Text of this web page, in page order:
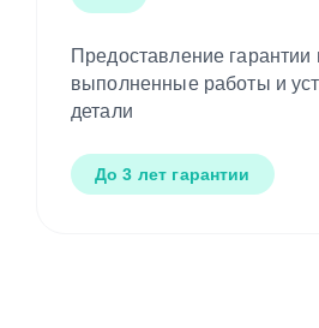
Предоставление гарантии
выполненные работы и
детали
До 3 лет гарантии